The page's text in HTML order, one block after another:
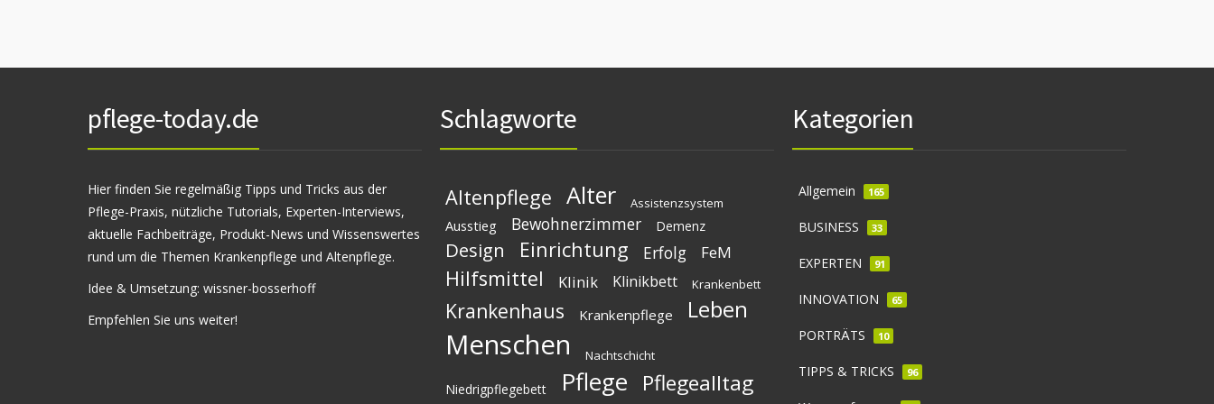
pflege-today.de
Hier finden Sie regelmäßig Tipps und Tricks aus der
Pflege-Praxis, nützliche Tutorials, Experten-Interviews,
aktuelle Fachbeiträge, Produkt-News und Wissenswertes
rund um die Themen Krankenpflege und Altenpflege.
Idee & Umsetzung: wissner-bosserhoff
Empfehlen Sie uns weiter!
Schlagworte
Altenpflege Alter Assistenzsystem
Ausstieg Bewohnerzimmer Demenz
Design Einrichtung Erfolg FeM
Hilfsmittel Klinik Klinikbett Krankenbett
Krankenhaus Krankenpflege Leben
Menschen Nachtschicht
Niedrigpflegebett Pflege Pflegealltag
Kategorien
Allgemein 165
BUSINESS 33
EXPERTEN 91
INNOVATION 65
PORTRÄTS 10
TIPPS & TRICKS 96